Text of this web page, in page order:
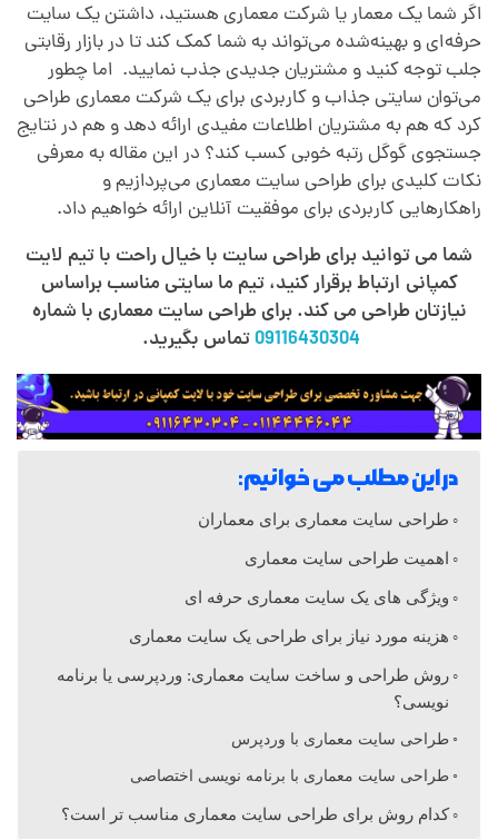
ی
س
ا
ی
ت
ع
م
ی
اگر شما یک معمار یا شرکت معماری هستید، داشتن یک سایت
حرفه‌ای و بهینه‌شده می‌تواند به شما کمک کند تا در بازار رقابتی
جلب توجه کنید و مشتریان جدیدی جذب نمایید. اما چطور
می‌توان سایتی جذاب و کاربردی برای یک شرکت معماری طراحی
کرد که هم به مشتریان اطلاعات مفیدی ارائه دهد و هم در نتایج
جستجوی گوگل رتبه خوبی کسب کند؟ در این مقاله به معرفی
نکات کلیدی برای طراحی سایت معماری می‌پردازیم و
راهکارهایی کاربردی برای موفقیت آنلاین ارائه خواهیم داد.
شما می توانید برای طراحی سایت با خیال راحت با تیم لایت
کمپانی ارتباط برقرار کنید، تیم ما سایتی مناسب براساس
نیازتان طراحی می کند. برای طراحی سایت معماری با شماره
09116430304تماس بگیرید.
در این مطلب می خوانیم:
طراحی سایت معماری برای معماران
اهمیت طراحی سایت معماری
ویژگی های یک سایت معماری حرفه ای
هزینه مورد نیاز برای طراحی یک سایت معماری
روش طراحی و ساخت سایت معماری: وردپرسی یا برنامه
نویسی؟
طراحی سایت معماری با وردپرس
طراحی سایت معماری با برنامه نویسی اختصاصی
کدام روش برای طراحی سایت معماری مناسب تر است؟